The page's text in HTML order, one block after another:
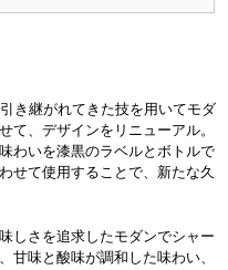
き継がれてきた技を用いてモダ
て、デザインをリニューアル。
わいを漆黒のラベルとボトルで
せて使用することで、新たな久
しさを追求したモダンでシャー
甘味と酸味が調和した味わい、